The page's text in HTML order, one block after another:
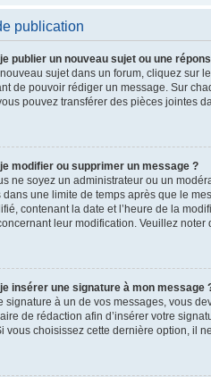
publication
publier un nouveau sujet ou une
sujet dans un forum, cliquez sur
de pouvoir rédiger un message. Sur
pouvez transférer des pièces jointes
modifier ou supprimer un message ?
ne soyez un administrateur ou un
une limite de temps après que le
contenant la date et l’heure de la
leur modification. Veuillez
insérer une signature à mon message
signature à un de vos messages, vous
de rédaction afin d’insérer votre
vous choisissez cette dernière option, il